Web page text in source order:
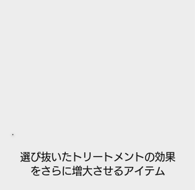
選び抜いたトリートメントの効果
をさらに増大させるアイテム